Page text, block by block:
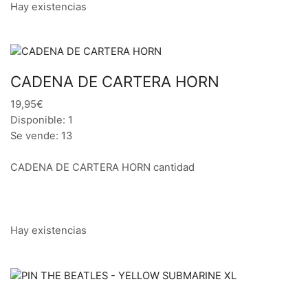
Hay existencias
CADENA DE CARTERA HORN
19,95€
Disponible: 1
Se vende: 13
CADENA DE CARTERA HORN cantidad
Hay existencias